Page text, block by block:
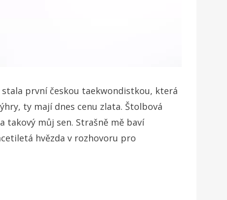
první českou taekwondistkou, která
ty mají dnes cenu zlata. Štolbová
takový můj sen. Strašně mě baví
hvězda v rozhovoru pro